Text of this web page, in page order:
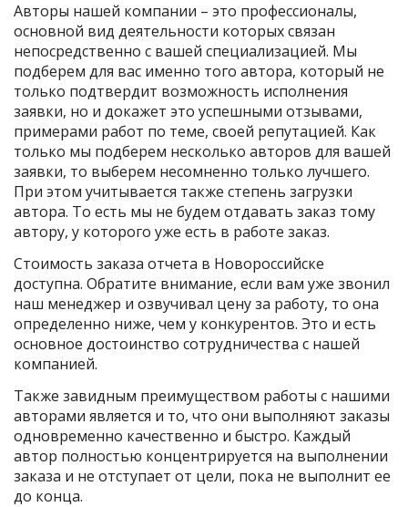
Авторы нашей компании – это профессионалы,
основной вид деятельности которых связан
непосредственно с вашей специализацией. Мы
подберем для вас именно того автора, который не
только подтвердит возможность исполнения
заявки, но и докажет это успешными отзывами,
примерами работ по теме, своей репутацией. Как
только мы подберем несколько авторов для вашей
заявки, то выберем несомненно только лучшего.
При этом учитывается также степень загрузки
автора. То есть мы не будем отдавать заказ тому
автору, у которого уже есть в работе заказ.
Стоимость заказа отчета в Новороссийске
доступна. Обратите внимание, если вам уже звонил
наш менеджер и озвучивал цену за работу, то она
определенно ниже, чем у конкурентов. Это и есть
основное достоинство сотрудничества с нашей
компанией.
Также завидным преимуществом работы с нашими
авторами является и то, что они выполняют заказы
одновременно качественно и быстро. Каждый
автор полностью концентрируется на выполнении
заказа и не отступает от цели, пока не выполнит ее
до конца.